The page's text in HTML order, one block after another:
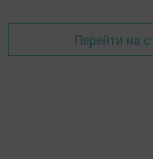
Перейти на